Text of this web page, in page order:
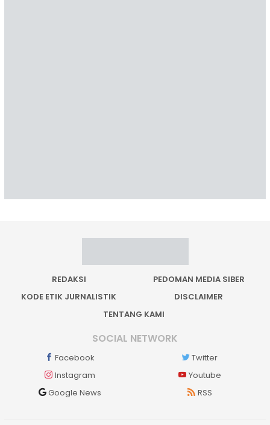
REDAKSI
PEDOMAN MEDIA SIBER
KODE ETIK JURNALISTIK
DISCLAIMER
TENTANG KAMI
SOCIAL NETWORK
Facebook
Twitter
Instagram
Youtube
Google News
RSS